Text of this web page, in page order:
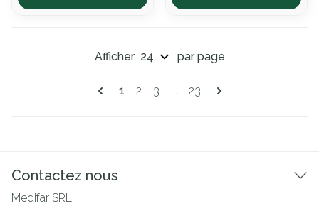
Pages
Vous lisez actuellement la page
1 Page
2 Page
3 ... Page
23
Afficher par page
Contactez nous
Medifar SRL